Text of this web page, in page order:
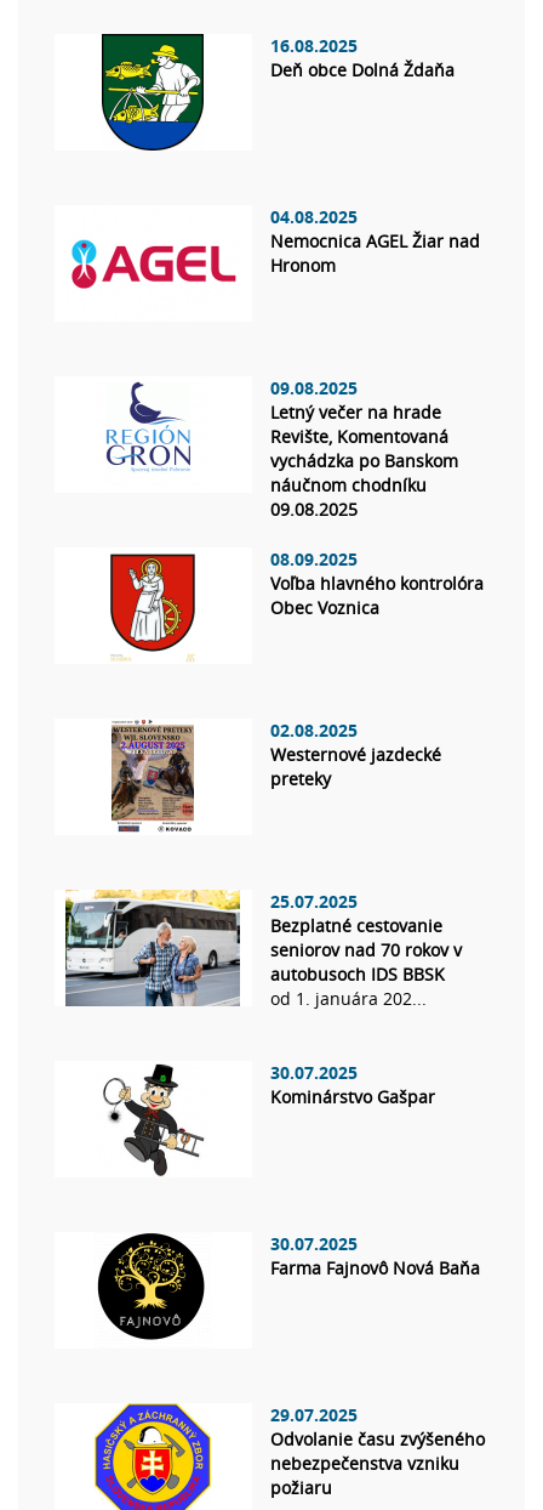
16.08.2025
Deň obce Dolná Ždaňa
04.08.2025
Nemocnica AGEL Žiar nad
Hronom
09.08.2025
Letný večer na hrade
Revište, Komentovaná
vychádzka po Banskom
náučnom chodníku
09.08.2025
08.09.2025
Voľba hlavného kontrolóra
Obec Voznica
02.08.2025
Westernové jazdecké
preteky
25.07.2025
Bezplatné cestovanie
seniorov nad 70 rokov v
autobusoch IDS BBSK
od 1. januára 202...
30.07.2025
Kominárstvo Gašpar
30.07.2025
Farma Fajnovô Nová Baňa
29.07.2025
Odvolanie času zvýšeného
nebezpečenstva vzniku
požiaru